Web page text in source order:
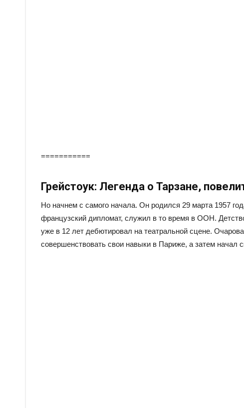
===========
Грейстоук: Легенда о Тарзане,
Но начнем с самого начала. Он родился 29 марта 1957
французский дипломат, служил в то время в ООН.
уже в 12 лет дебютировал на театральной сцене.
совершенствовать свои навыки в Париже, а затем начал